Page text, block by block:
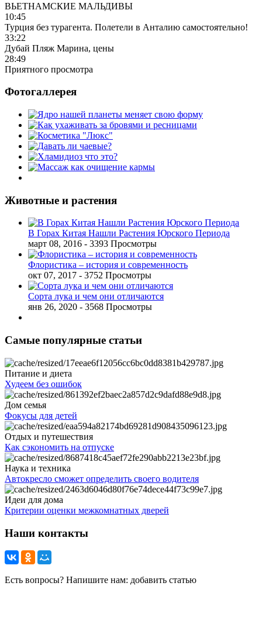
ВЬЕТНАМСКИЕ МАЛЬДИВЫ
10:45
Турция без турагента. Полетели в Анталию самостоятельно!
33:22
Дубай Пляж Марина, цены
28:49
Приятного просмотра
Фотогаллерея
Животные и растения
В Горах Китая Нашли Растения Юрского Периода
март 08, 2016 - 3393 Просмотры
Флористика – история и современность
окт 07, 2017 - 3752 Просмотры
Сорта лука и чем они отличаются
янв 26, 2020 - 3568 Просмотры
Самые популярные статьи
Питание и диета
Худеем без ошибок
Дом семья
Фокусы для детей
Отдых и путешествия
Как сэкономить на отпуске
Наука и техника
Автокресло сможет определить своего водителя
Идеи для дома
Критерии оценки межкомнатных дверей
Наши контакты
Есть вопросы? Напишите нам: добавить статью